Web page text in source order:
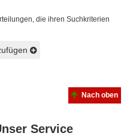
die ihren Suchkriterien
Nach oben
Service